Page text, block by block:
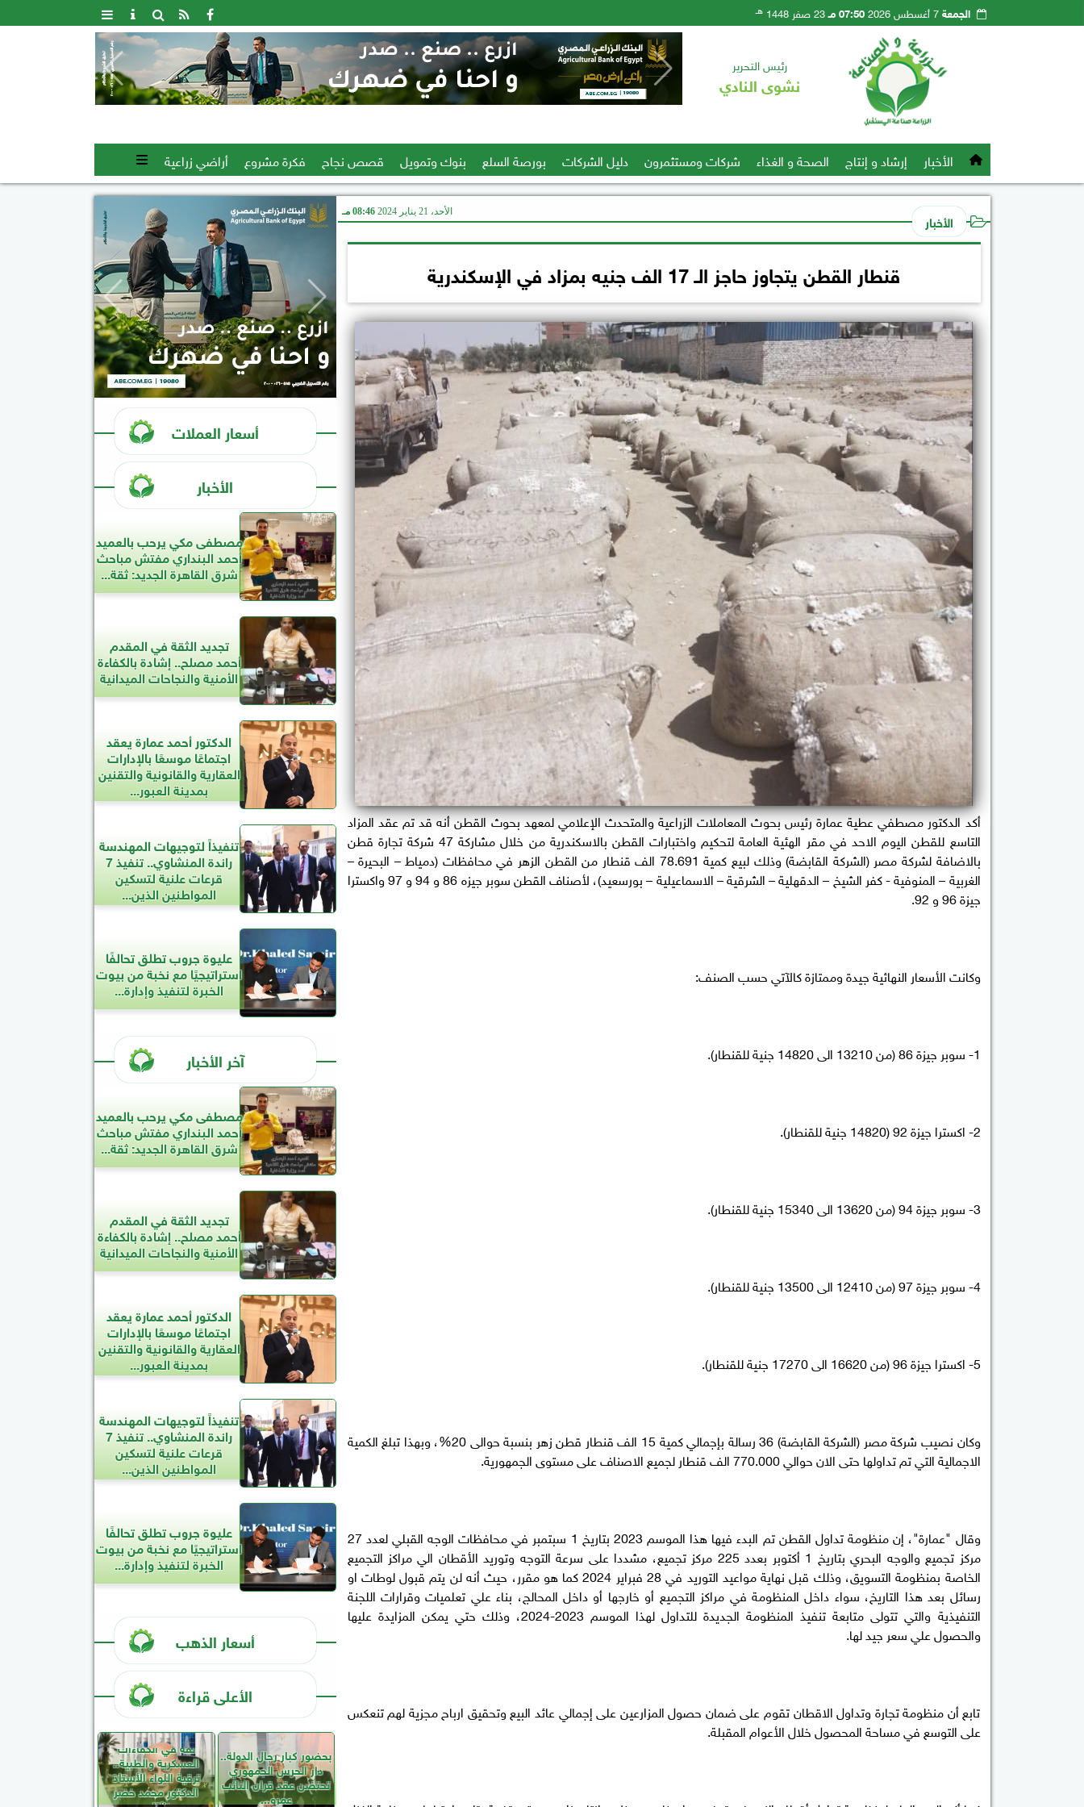
الجمعة7 أغسطس 2026 07:50 مـ 23 صفر 1448 هـ
رئيس التحرير
نشوى النادي
الأخبار إرشاد و إنتاج الصحة و الغذاء شركات ومستثمرون دليل الشركات بورصة السلع بنوك وتمويل قصص نجاح فكرة مشروع أراضي زراعية
الأخبار الأحد، 21 يناير 2024 08:46 مـ
قنطار القطن يتجاوز حاجز الـ 17 الف جنيه بمزاد في الإسكندرية
أكد الدكتور مصطفي عطية عمارة رئيس بحوث المعاملات الزراعية والمتحدث الإعلامي لمعهد بحوث القطن أنه قد تم عقد المزاد
التاسع للقطن اليوم الاحد في مقر الهئية العامة لتحكيم واختبارات القطن بالاسكندرية من خلال مشاركة 47 شركة تجارة قطن
بالاضافة لشركة مصر (الشركة القابضة) وذلك لبيع كمية 78.691 الف قنطار من القطن الزهر في محافظات (دمياط – البحيرة –
الغربية – المنوفية - كفر الشيخ – الدقهلية – الشرقية – الاسماعيلية – بورسعيد)، لأصناف القطن سوبر جيزه 86 و 94 و 97 واكسترا
جيزة 96 و 92.
وكانت الأسعار النهائية جيدة وممتازة كالآتي حسب الصنف:
1- سوبر جيزة 86 (من 13210 الى 14820 جنية للقنطار).
2- اكسترا جيزة 92 (14820 جنية للقنطار).
3- سوبر جيزة 94 (من 13620 الى 15340 جنية للقنطار).
4- سوبر جيزة 97 (من 12410 الى 13500 جنية للقنطار).
5- اكسترا جيزة 96 (من 16620 الى 17270 جنية للقنطار).
وكان نصيب شركة مصر (الشركة القابضة) 36 رسالة بإجمالي كمية 15 الف قنطار قطن زهر بنسبة حوالى 20%، وبهذا تبلغ الكمية
الاجمالية التي تم تداولها حتى الان حوالي 770.000 الف قنطار لجميع الاصناف على مستوى الجمهورية.
وقال "عمارة"، إن منظومة تداول القطن تم البدء فيها هذا الموسم 2023 بتاريخ 1 سبتمبر في محافظات الوجه القبلي لعدد 27
مركز تجميع والوجه البحري بتاريخ 1 أكتوبر بعدد 225 مركز تجميع، مشددا على سرعة التوجه وتوريد الأقطان الي مراكز التجميع
الخاصة بمنظومة التسويق، وذلك قبل نهاية مواعيد التوريد في 28 فبراير 2024 كما هو مقرر، حيث أنه لن يتم قبول لوطات او
رسائل بعد هذا التاريخ، سواء داخل المنظومة في مراكز التجميع أو خارجها أو داخل المحالج، بناء علي تعلميات وقرارات اللجنة
التنفيذية والتي تتولى متابعة تنفيذ المنظومة الجديدة للتداول لهذا الموسم 2023-2024، وذلك حتي يمكن المزايدة عليها
والحصول علي سعر جيد لها.
تابع أن منظومة تجارة وتداول الاقطان تقوم على ضمان حصول المزارعين على إجمالي عائد البيع وتحقيق ارباح مجزية لهم تنعكس
على التوسع في مساحة المحصول خلال الأعوام المقبلة.
أسعار العملات
الأخبار
مصطفى مكي يرحب بالعميد
أحمد البنداري مفتش مباحث
شرق القاهرة الجديد: ثقة...
تجديد الثقة في المقدم
أحمد مصلح.. إشادة بالكفاءة
الأمنية والنجاحات الميدانية
الدكتور أحمد عمارة يعقد
اجتماعًا موسعًا بالإدارات
العقارية والقانونية والتقنين
بمدينة العبور...
تنفيذاً لتوجيهات المهندسة
راندة المنشاوي.. تنفيذ 7
قرعات علنية لتسكين
المواطنين الذين...
عليوة جروب تطلق تحالفًا
استراتيجيًا مع نخبة من بيوت
الخبرة لتنفيذ وإدارة...
آخر الأخبار
مصطفى مكي يرحب بالعميد
أحمد البنداري مفتش مباحث
شرق القاهرة الجديد: ثقة...
تجديد الثقة في المقدم
أحمد مصلح.. إشادة بالكفاءة
الأمنية والنجاحات الميدانية
الدكتور أحمد عمارة يعقد
اجتماعًا موسعًا بالإدارات
العقارية والقانونية والتقنين
بمدينة العبور...
تنفيذاً لتوجيهات المهندسة
راندة المنشاوي.. تنفيذ 7
قرعات علنية لتسكين
المواطنين الذين...
عليوة جروب تطلق تحالفًا
استراتيجيًا مع نخبة من بيوت
الخبرة لتنفيذ وإدارة...
أسعار الذهب
الأعلى قراءة
بحضور كبار رجال الدولة..
دار الحرس الجمهوري
تحتضن عقد قران النائب
عمرو...
ثقة في الكفاءات
العسكرية والطبية..
ترقية اللواء الأستاذ
الدكتور محمد خضر